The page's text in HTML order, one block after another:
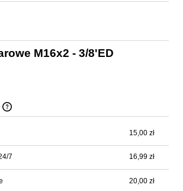
M16x2 - 3/8'ED
ewentualnych kosztów płatności
15,00 zł
7 16,99 zł
20,00 zł